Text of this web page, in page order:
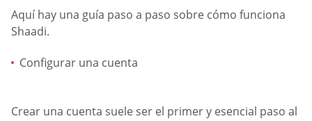
Aquí hay una guía paso a paso sobre cómo funciona
Shaadi.
Configurar una cuenta
Crear una cuenta suele ser el primer y esencial paso al